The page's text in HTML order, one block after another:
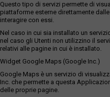
Questo tipo di servizi permette di
piattaforme esterne direttamente
interagire con essi.
Nel caso in cui sia installato un
nel caso gli Utenti non utilizzino il
relativi alle pagine in cui è installato.
Widget Google Maps (Google Inc.)
Google Maps è un servizio di
Inc. che permette a questa
delle proprie pagine.